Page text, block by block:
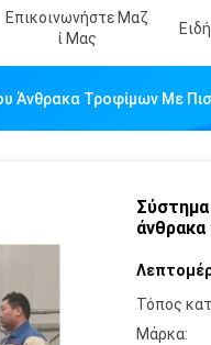
Επικοινωνήστε Μαζ
Ί Μας
Άνθρακα Τροφίμων Με
Σύστημα
Τόπος
Μάρκα: